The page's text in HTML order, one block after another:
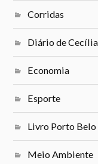
Corridas
Diário de Cecília
Economia
Esporte
Livro Porto Belo
Meio Ambiente